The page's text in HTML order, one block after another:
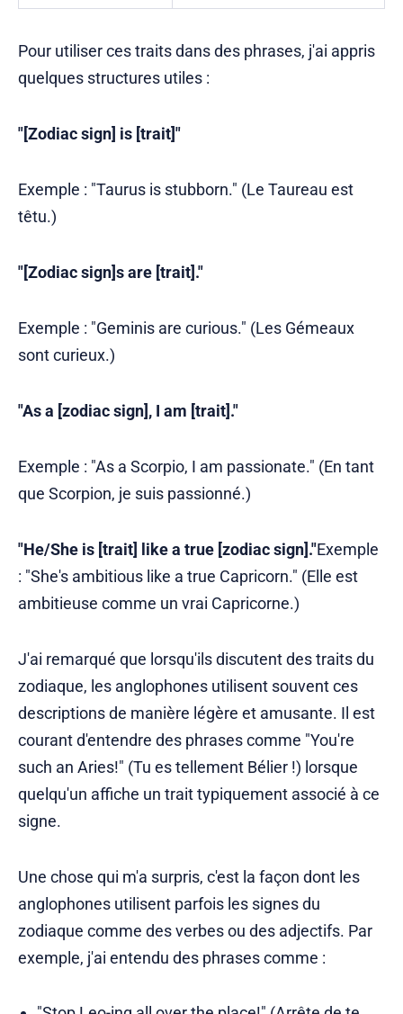
Pour utiliser ces traits dans des phrases, j'ai appris
quelques structures utiles :
"[Zodiac sign] is [trait]"
Exemple : "Taurus is stubborn." (Le Taureau est
têtu.)
"[Zodiac sign]s are [trait]."
Exemple : "Geminis are curious." (Les Gémeaux
sont curieux.)
"As a [zodiac sign], I am [trait]."
Exemple : "As a Scorpio, I am passionate." (En tant
que Scorpion, je suis passionné.)
"He/She is [trait] like a true [zodiac sign]."Exemple
: "She's ambitious like a true Capricorn." (Elle est
ambitieuse comme un vrai Capricorne.)
J'ai remarqué que lorsqu'ils discutent des traits du
zodiaque, les anglophones utilisent souvent ces
descriptions de manière légère et amusante. Il est
courant d'entendre des phrases comme "You're
such an Aries!" (Tu es tellement Bélier !) lorsque
quelqu'un affiche un trait typiquement associé à ce
signe.
Une chose qui m'a surpris, c'est la façon dont les
anglophones utilisent parfois les signes du
zodiaque comme des verbes ou des adjectifs. Par
exemple, j'ai entendu des phrases comme :